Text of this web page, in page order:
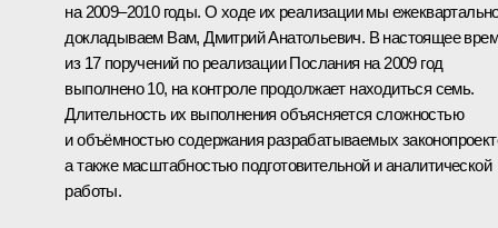
на 2009–2010 годы. О ходе их реализации мы
докладываем Вам, Дмитрий Анатольевич. В настоящее
из 17 поручений по реализации Послания на 2009 год
выполнено 10, на контроле продолжает находиться семь.
Длительность их выполнения объясняется сложностью
и объёмностью содержания разрабатываемых
а также масштабностью подготовительной и аналитической
работы.